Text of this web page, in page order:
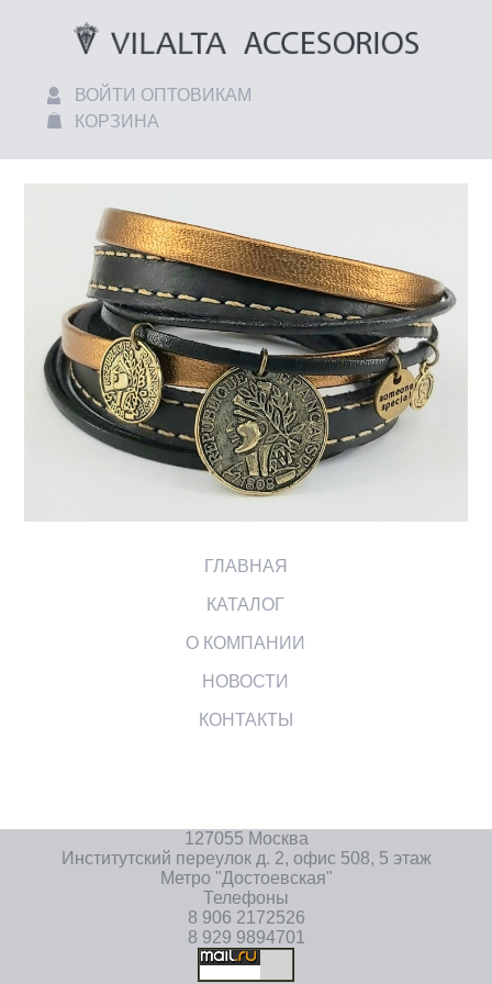
ВОЙТИ ОПТОВИКАМ
КОРЗИНА
ГЛАВНАЯ
КАТАЛОГ
О КОМПАНИИ
НОВОСТИ
КОНТАКТЫ
127055 Москва
Институтский переулок д. 2, офис 508, 5 этаж
Метро "Достоевская"
Телефоны
8 906 2172526
8 929 9894701